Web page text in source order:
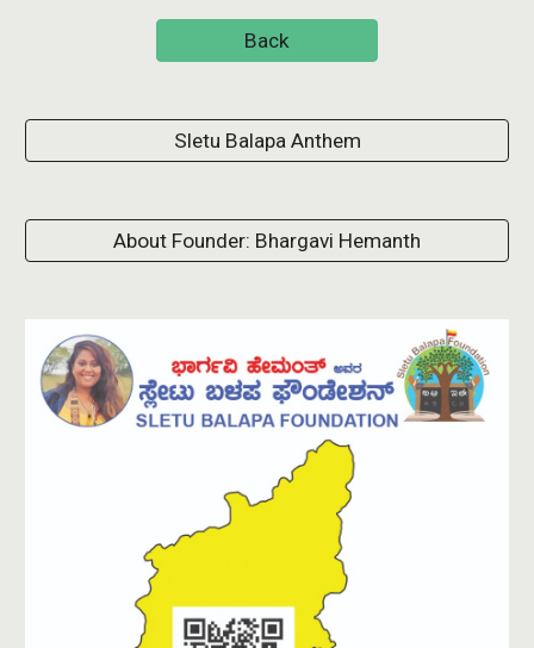
Back
Sletu Balapa Anthem
About Founder: Bhargavi Hemanth